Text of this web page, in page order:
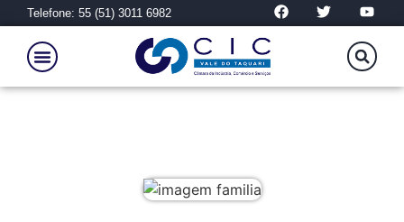
Telefone: 55 (51) 3011 6982